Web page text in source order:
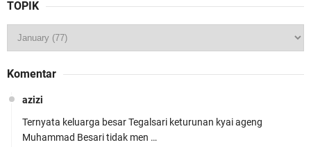
TOPIK
Komentar
azizi
Ternyata keluarga besar Tegalsari keturunan kyai ageng
Muhammad Besari tidak men …